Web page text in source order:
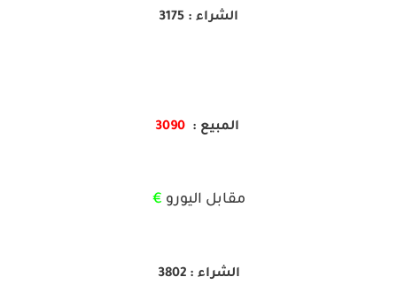
الشراء : 3175
المبيع :3090
مقابل اليورو €
الشراء : 3802